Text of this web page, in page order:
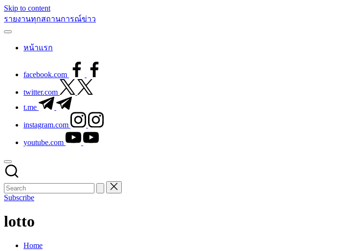
Skip to content
รายงานทุกสถานการณ์ข่าว
หน้าแรก
facebook.com
twitter.com
t.me
instagram.com
youtube.com
Subscribe
lotto
Home